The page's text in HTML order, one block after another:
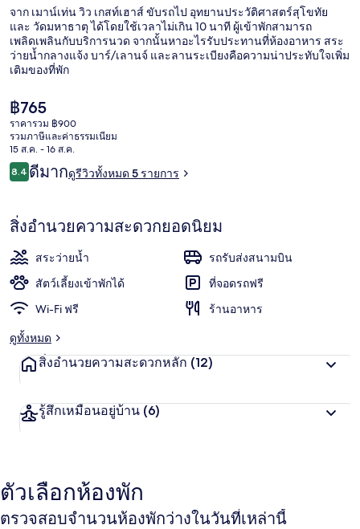
ท์
เฮา
ส์
จาก เมาน์เท่น วิว เกสท์เฮาส์ ขับรถไป อุทยานประวัติศาสตร์สุโขทัย
และ วัดมหาธาตุ ได้โดยใช้เวลาไม่เกิน 10 นาที ผู้เข้าพักสามารถ
เพลิดเพลินกับบริการนวด จากนั้นหาอะไรรับประทานที่ห้องอาหาร สระ
ว่ายน้ำกลางแจ้ง บาร์/เลานจ์ และลานระเบียงคือความน่าประทับใจเพิ่ม
เติมของที่พัก
ราคา
ปัจจุบัน
฿765
฿765
ราคารวม ฿900
รวมภาษีและค่าธรรมเนียม
15 ส.ค. - 16 ส.ค.
รีวิว
8.48.4 จาก 10
ดีมากดูรีวิวทั้งหมด 5 รายการ
สิ่งอำนวยความสะดวกยอดนิยม
สระว่ายน้ำ
รถรับส่งสนามบิน
สัตว์เลี้ยงเข้าพักได้
ที่จอดรถฟรี
Wi-Fi ฟรี
ร้านอาหาร
ดูทั้งหมด
สิ่งอำนวยความสะดวกหลัก (12)
รู้สึกเหมือนอยู่บ้าน (6)
ตัวเลือกห้องพัก
ตรวจสอบจำนวนห้องพักว่างในวันที่เหล่านี้